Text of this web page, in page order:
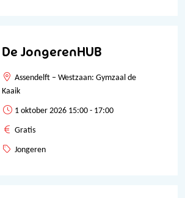
De JongerenHUB
Assendelft – Westzaan: Gymzaal de
Kaaik
1 oktober 2026 15:00 - 17:00
Gratis
Jongeren